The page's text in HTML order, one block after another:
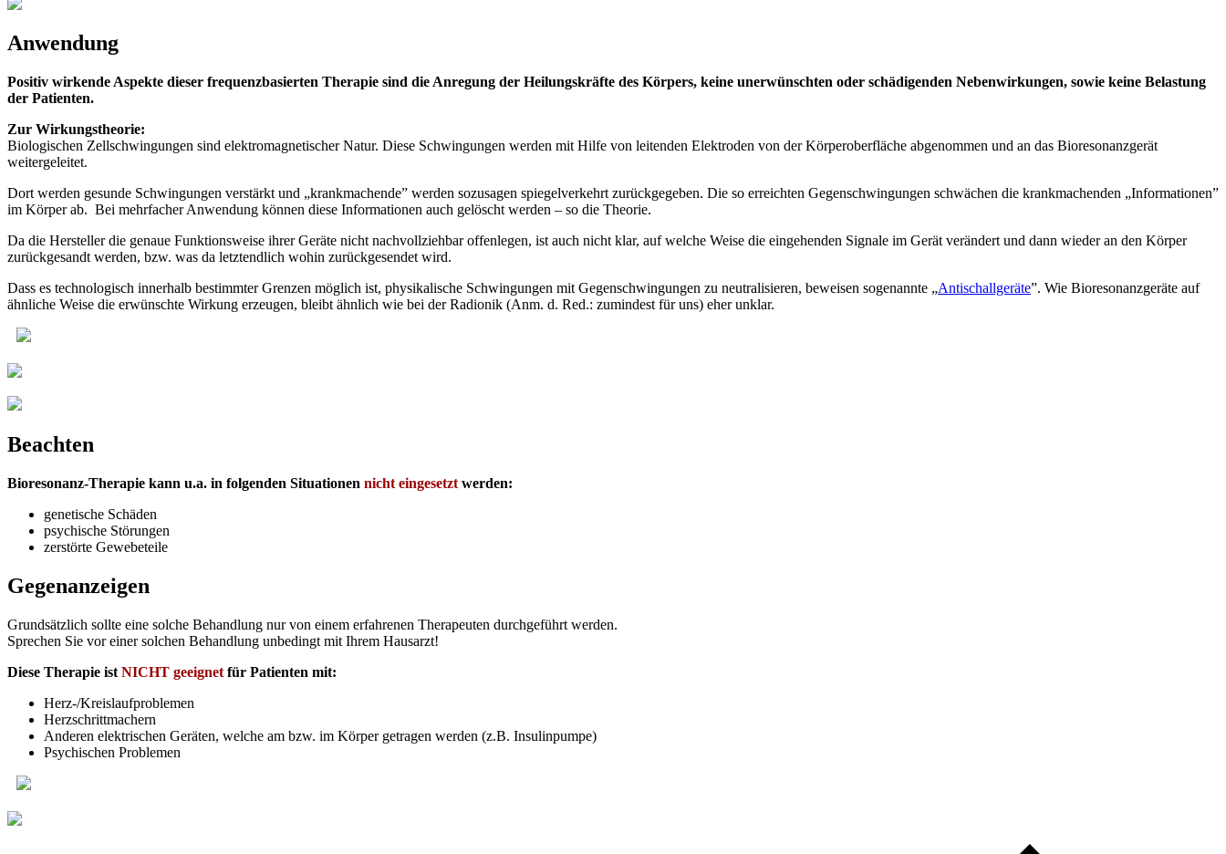
Anwendung
Posi­tiv wir­ken­de Aspek­te die­ser fre­quenz­ba­sier­ten The­ra­pie sind die Anre­gung der Hei­lungs­kräf­te des Kör­pers, kei­ne uner­wünsch­ten oder schä­di­gen­den Neben­wir­kun­gen, sowie kei­ne Belas­tung
der Patienten.
Zur Wir­kungs­theo­rie:
Bio­lo­gi­schen Zell­schwin­gun­gen sind elek­tro­ma­gne­ti­scher Natur. Die­se Schwin­gun­gen wer­den mit Hil­fe von lei­ten­den Elek­tro­den von der Kör­per­ober­flä­che abge­nom­men und an das Bio­re­so­nanz­ge­rät
weitergeleitet.
Dort wer­den gesun­de Schwin­gun­gen ver­stärkt und „krank­ma­chen­de” wer­den sozu­sa­gen spie­gel­ver­kehrt zurück­ge­ge­ben. Die so erreich­ten Gegen­schwin­gun­gen schwä­chen die krank­ma­chen­den „Infor­ma­tio­nen”
im Kör­per ab. Bei mehr­fa­cher Anwen­dung kön­nen die­se Infor­ma­tio­nen auch gelöscht wer­den – so die Theorie.
Da die Her­stel­ler die genaue Funk­ti­ons­wei­se ihrer Gerä­te nicht nach­voll­zieh­bar offen­le­gen, ist auch nicht klar, auf wel­che Wei­se die ein­ge­hen­den Signa­le im Gerät ver­än­dert und dann wie­der an den Kör­per
zurück­ge­sandt wer­den, bzw. was da letzt­end­lich wohin zurück­ge­sen­det wird.
Dass es tech­no­lo­gisch inner­halb bestimm­ter Gren­zen mög­lich ist, phy­si­ka­li­sche Schwin­gun­gen mit Gegen­schwin­gun­gen zu neu­tra­li­sie­ren, bewei­sen soge­nann­te „Anti­schall­ge­rä­te”. Wie Bio­re­so­nanz­ge­rä­te auf
ähn­li­che Wei­se die erwünsch­te Wir­kung erzeu­gen, bleibt ähn­lich wie bei der Radio­nik (Anm. d. Red.: zumin­dest für uns) eher unklar.
Beachten
Bio­re­so­nanz-The­ra­pie kann u.a. in fol­gen­den Situa­tio­nen nicht ein­ge­setzt werden:
gene­ti­sche Schäden
psy­chi­sche Störungen
zer­stör­te Gewebeteile
Gegenanzeigen
Grund­sätz­lich soll­te eine sol­che Behand­lung nur von einem erfah­re­nen The­ra­peu­ten durch­ge­führt wer­den.
Spre­chen Sie vor einer sol­chen Behand­lung unbe­dingt mit Ihrem Hausarzt!
Die­se The­ra­pie ist NICHT geeig­net für Pati­en­ten mit:
Herz-/Kreis­lauf­pro­ble­men
Herz­schritt­ma­chern
Ande­ren elek­tri­schen Gerä­ten, wel­che am bzw. im Kör­per getra­gen wer­den (z.B. Insulinpumpe)
Psy­chi­schen Problemen